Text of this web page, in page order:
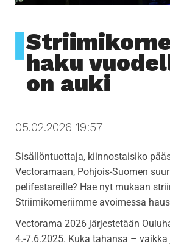
haku
on auki
05.02.2026 19:57
Sisällöntuottaja, kiinnostaisiko
Vectoramaan, Pohjois-Suomen
pelifestareille? Hae nyt mukaan
Striimikorneriimme avoimessa
Vectorama 2026 järjestetään
4.-7.6.2025. Kuka tahansa –